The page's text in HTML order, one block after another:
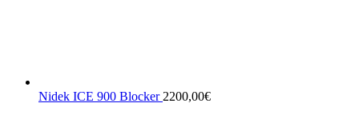
Nidek ICE 900 Blocker 2200,00€